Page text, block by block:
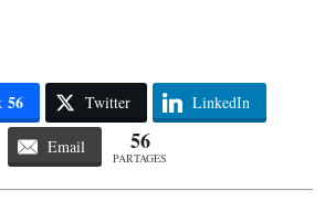
56 Twitter LinkedIn
Email 56
PARTAGES